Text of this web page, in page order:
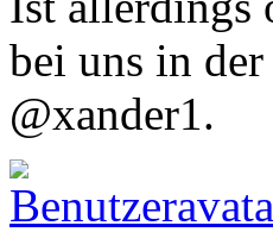
bei uns in
@xander1.